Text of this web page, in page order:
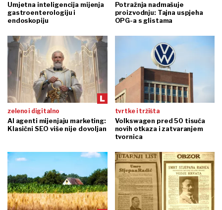
Umjetna inteligencija mijenja
gastroenterologiju i
endoskopiju
Potražnja nadmašuje
proizvodnju: Tajna uspjeha
OPG-a s glistama
zeleno i digitalno
AI agenti mijenjaju marketing:
Klasični SEO više nije dovoljan
tvrtke i tržišta
Volkswagen pred 50 tisuća
novih otkaza i zatvaranjem
tvornica